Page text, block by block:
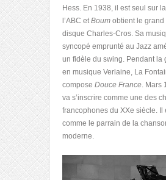
Hess. En 1938, il est seul sur
l’ABC etBoum obtient le grand
disque Charles-Cros. Sa
syncopé emprunté au Jazz
un fidèle du swing. Pendant la
en musique Verlaine, La
compose Douce France. Mars
va s’inscrire comme une des
francophones du XXe siècle. Il
comme le parrain de la
moderne.